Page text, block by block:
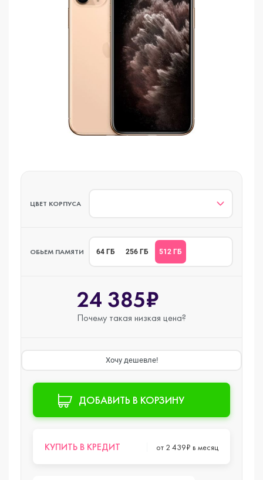
ЦВЕТ КОРПУСА
ОБЬЕМ ПАМЯТИ 64 ГБ 256 ГБ 512 ГБ
24 385₽
Почему такая низкая цена?
Хочу дешевле!
ДОБАВИТЬ В КОРЗИНУ
КУПИТЬ В КРЕДИТ от 2 439₽ в месяц